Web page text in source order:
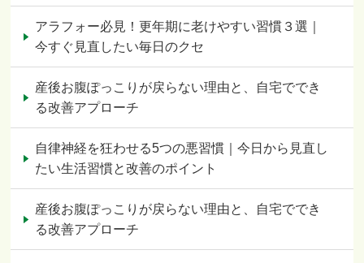
アラフォー必見！更年期に老けやすい習慣３選｜
今すぐ見直したい毎日のクセ
産後お腹ぽっこりが戻らない理由と、自宅ででき
る改善アプローチ
自律神経を狂わせる5つの悪習慣｜今日から見直し
たい生活習慣と改善のポイント
産後お腹ぽっこりが戻らない理由と、自宅ででき
る改善アプローチ